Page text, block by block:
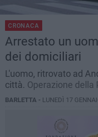
CRONACA
Arrestato un
dei domiciliari
L'uomo, ritrovato ad
città. Operazione della
BARLETTA - LUNEDÌ 17